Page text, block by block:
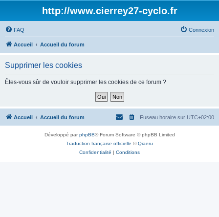
http://www.cierrey27-cyclo.fr
FAQ Connexion
Accueil Accueil du forum
Supprimer les cookies
Êtes-vous sûr de vouloir supprimer les cookies de ce forum ?
Accueil Accueil du forum Fuseau horaire sur UTC+02:00
Développé parphpBB® Forum Software © phpBB Limited
Traduction française officielle ©Qiaeru
Confidentialité | Conditions